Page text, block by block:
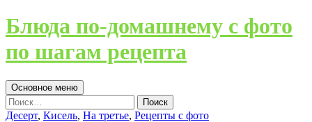
Блюда по-домашнему с фото
по шагам рецепта
Поиск
Основное меню Перейти
к
содержимому
Найти:
Десерт, Кисель, На третье, Рецепты с фото